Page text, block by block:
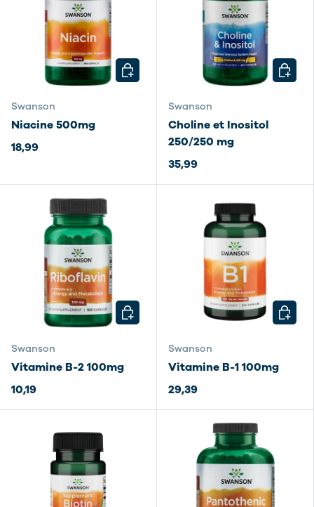
Swanson
Niacine 500mg
18,99
CHOISIR LES OPTIONS
Swanson
Choline et Inositol
250/250 mg
35,99
Swanson
Vitamine B-2 100mg
10,19
CHOISIR LES OPTIONS
Swanson
Vitamine B-1 100mg
29,39